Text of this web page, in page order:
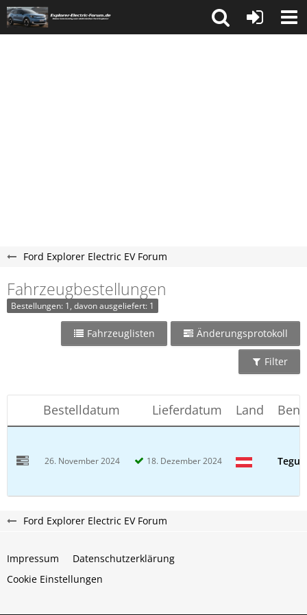
Ford Explorer Electric EV Forum
Fahrzeugbestellungen
Bestellungen: 1, davon ausgeliefert: 1
Fahrzeuglisten Änderungsprotokoll
Filter
Bestelldatum Lieferdatum Land
26. November 2024 18. Dezember 2024 Teguzi
Ford Explorer Electric EV Forum
Impressum
Datenschutzerklärung
Cookie Einstellungen